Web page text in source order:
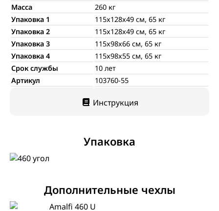
Масса
260 кг
Упаковка 1
115x128x49 см, 65 кг
Упаковка 2
115x128x49 см, 65 кг
Упаковка 3
115x98x66 см, 65 кг
Упаковка 4
115x98x55 см, 65 кг
Срок службы
10 лет
Артикул
103760-55
Инструкция
Упаковка
Дополнительные чехлы